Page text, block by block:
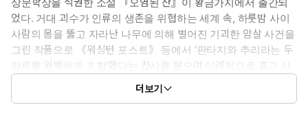
었다. 거대 괴수가 인류의 생존을 위협하는 세계 속, 하룻밤 사이
사람의 몸을 뚫고 자라난 나무에 의해 벌어진 기괴한 암살 사건을
그린 작품으로 《워싱턴 포스트》 등에서 ‘판타지와 추리라는 두
장르를 완벽하게 조합’했다는 찬사를 받으며 이례적으로 휴고 상
을 수상하는 동시에 에드거 상 후보에까지 올랐다. 출간 후 「셜
록 홈즈」부터 「진격의 거인」까지 시대를 풍미한 명작들과 함
더보기